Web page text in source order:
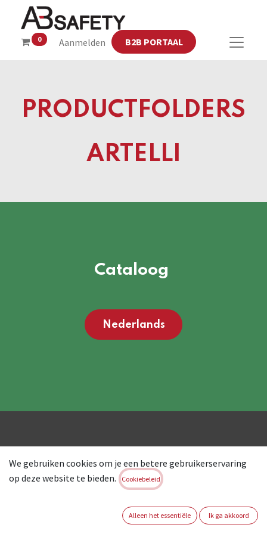
0 Aanmelden B2B PORTAAL
PRODUCTFOLDERS
ARTELLI
Cataloog
Nederlands
Schoenen
We gebruiken cookies om je een betere gebruikerservaring
op deze website te bieden.
Cookiebeleid
Alleen het essentiële Ik ga akkoord